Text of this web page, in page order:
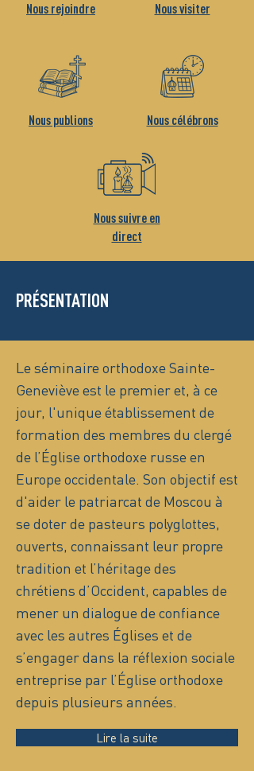
Nous rejoindre
Nous publions
Nous visiter
Nous célébrons
Nous suivre en
direct
PRÉSENTATION
Le séminaire orthodoxe Sainte-
Geneviève est le premier et, à ce
jour, l'unique établissement de
formation des membres du clergé
de l’Église orthodoxe russe en
Europe occidentale. Son objectif est
d'aider le patriarcat de Moscou à
se doter de pasteurs polyglottes,
ouverts, connaissant leur propre
tradition et l’héritage des
chrétiens d’Occident, capables de
mener un dialogue de confiance
avec les autres Églises et de
s’engager dans la réflexion sociale
entreprise par l’Église orthodoxe
depuis plusieurs années.
Lire la suite